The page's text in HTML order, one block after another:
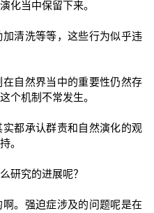
化当中保留下来。
清洗等等，这些行为似乎违
自然界当中的重要性仍然存
个机制不常发生。
都承认群责和自然演化的观
。
研究的进展呢？
。强迫症涉及的问题呢是在